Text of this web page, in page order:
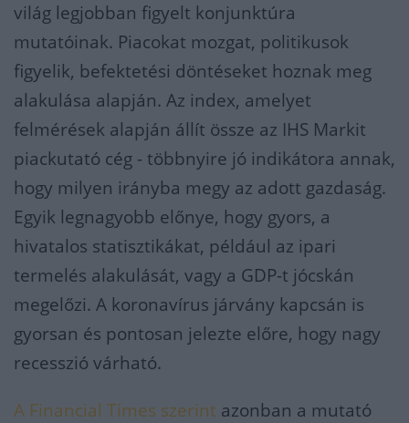
világ legjobban figyelt konjunktúra
mutatóinak. Piacokat mozgat, politikusok
figyelik, befektetési döntéseket hoznak meg
alakulása alapján. Az index, amelyet
felmérések alapján állít össze az IHS Markit
piackutató cég - többnyire jó indikátora annak,
hogy milyen irányba megy az adott gazdaság.
Egyik legnagyobb előnye, hogy gyors, a
hivatalos statisztikákat, például az ipari
termelés alakulását, vagy a GDP-t jócskán
megelőzi. A koronavírus járvány kapcsán is
gyorsan és pontosan jelezte előre, hogy nagy
recesszió várható.
A Financial Times szerint azonban a mutató